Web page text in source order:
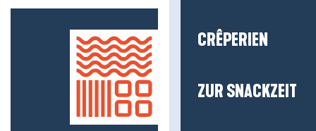
CRÊPERIEN
ZUR SNACKZEIT